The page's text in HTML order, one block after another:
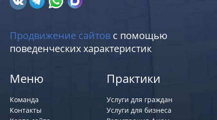
Продвижение сайтов с помощью
поведенческих характеристик
Меню
Команда
Контакты
Практики
Услуги для граждан
Услуги для бизнеса